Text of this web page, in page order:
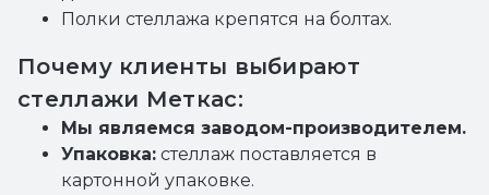
Полки стеллажа крепятся на болтах.
Почему клиенты выбирают
стеллажи Меткас:
Мы являемся заводом-производителем.
Упаковка: стеллаж поставляется в
картонной упаковке.